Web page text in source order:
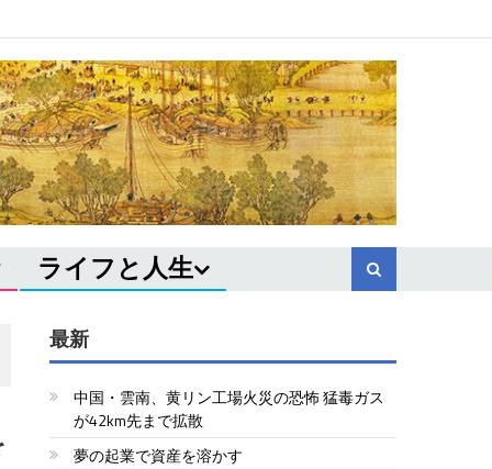
ライフと人生
最新
中国・雲南、黄リン工場火災の恐怖 猛毒ガス
が42km先まで拡散
夢の起業で資産を溶かす